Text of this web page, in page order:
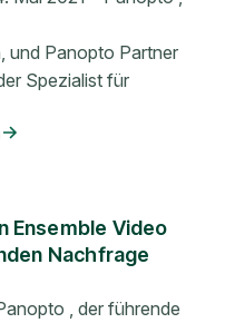
und Panopto Partner
Spezialist für
Ensemble Video
Nachfrage
, der führende